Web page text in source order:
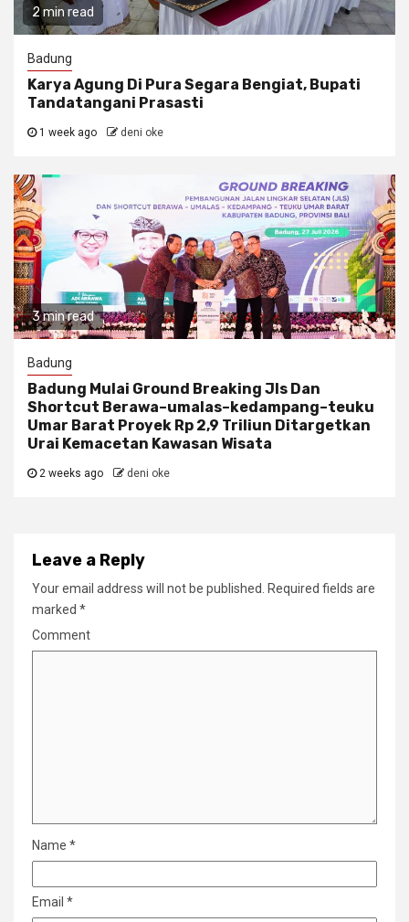
2 min read
Badung
Karya Agung Di Pura Segara Bengiat, Bupati
Tandatangani Prasasti
1 week ago deni oke
3 min read
Badung
Badung Mulai Ground Breaking Jls Dan
Shortcut Berawa–umalas–kedampang–teuku
Umar Barat Proyek Rp 2,9 Triliun Ditargetkan
Urai Kemacetan Kawasan Wisata
2 weeks ago deni oke
Leave a Reply
Your email address will not be published.
Required fields are
marked *
Comment
Name *
Email *